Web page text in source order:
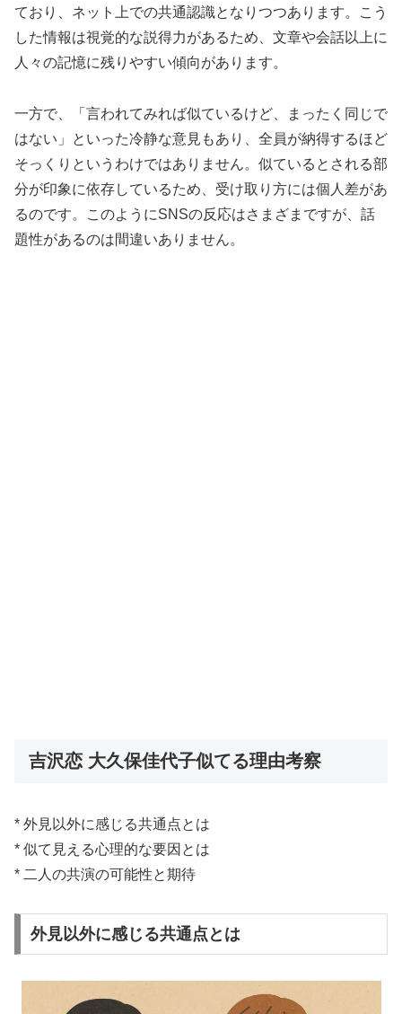
ており、ネット上での共通認識となりつつあります。こう
した情報は視覚的な説得力があるため、文章や会話以上に
人々の記憶に残りやすい傾向があります。
一方で、「言われてみれば似ているけど、まったく同じで
はない」といった冷静な意見もあり、全員が納得するほど
そっくりというわけではありません。似ているとされる部
分が印象に依存しているため、受け取り方には個人差があ
るのです。このようにSNSの反応はさまざまですが、話
題性があるのは間違いありません。
吉沢恋 大久保佳代子似てる理由考察
* 外見以外に感じる共通点とは
* 似て見える心理的な要因とは
* 二人の共演の可能性と期待
外見以外に感じる共通点とは